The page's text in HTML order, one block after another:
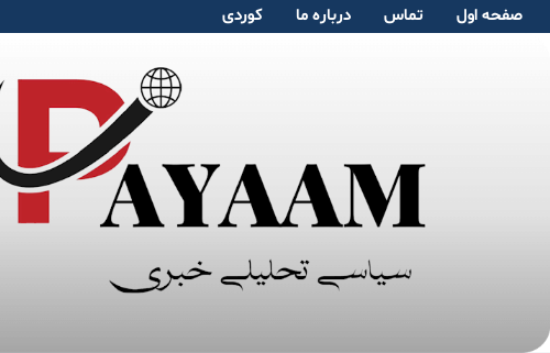
صفحە اول تماس دربارە ما کوردی